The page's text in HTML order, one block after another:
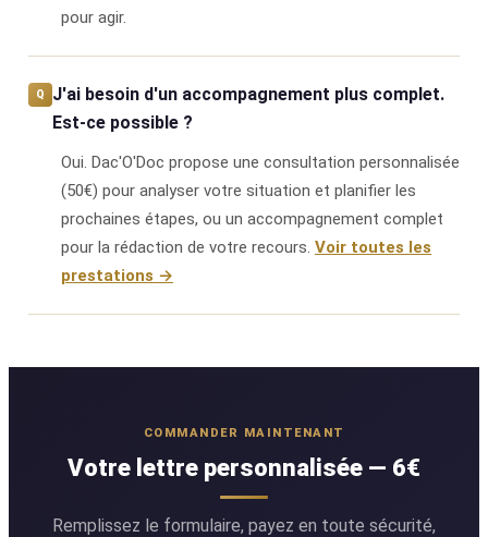
pour agir.
J'ai besoin d'un accompagnement plus complet.
Est-ce possible ?
Oui. Dac'O'Doc propose une consultation personnalisée
(50€) pour analyser votre situation et planifier les
prochaines étapes, ou un accompagnement complet
pour la rédaction de votre recours. Voir toutes les
prestations →
COMMANDER MAINTENANT
Votre lettre personnalisée — 6€
Remplissez le formulaire, payez en toute sécurité,